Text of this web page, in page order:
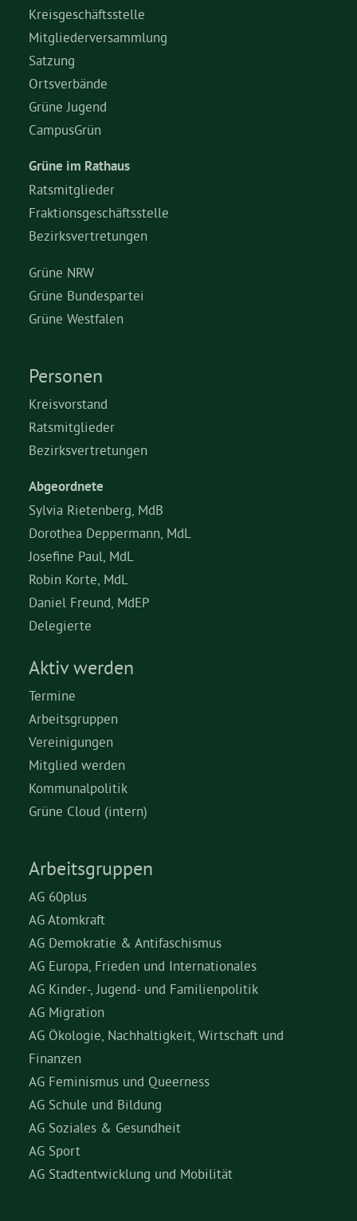
Kreisgeschäftsstelle
Mitgliederversammlung
Satzung
Ortsverbände
Grüne Jugend
CampusGrün
Grüne im Rathaus
Ratsmitglieder
Fraktionsgeschäftsstelle
Bezirksvertretungen
Grüne NRW
Grüne Bundespartei
Grüne Westfalen
Personen
Kreisvorstand
Ratsmitglieder
Bezirksvertretungen
Abgeordnete
Sylvia Rietenberg, MdB
Dorothea Deppermann, MdL
Josefine Paul, MdL
Robin Korte, MdL
Daniel Freund, MdEP
Delegierte
Aktiv werden
Termine
Arbeitsgruppen
Vereinigungen
Mitglied werden
Kommunalpolitik
Grüne Cloud (intern)
Arbeitsgruppen
AG 60plus
AG Atomkraft
AG Demokratie & Antifaschismus
AG Europa, Frieden und Internationales
AG Kinder-, Jugend- und Familienpolitik
AG Migration
AG Ökologie, Nachhaltigkeit, Wirtschaft und
Finanzen
AG Feminismus und Queerness
AG Schule und Bildung
AG Soziales & Gesundheit
AG Sport
AG Stadtentwicklung und Mobilität